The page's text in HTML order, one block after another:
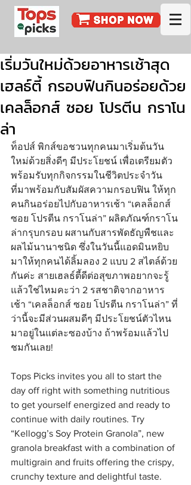
เริ่มวันใหม่ด้วยอาหารเช้าสุด
เฮลธ์ตี้ กรอบฟินกินอร่อยด้วย
เคลล็อกส์ ซอย โปรตีน กราโน
ล่า
ท็อปส์ พิกส์ขอชวนทุกคนมาเริ่มต้นวัน
ใหม่ด้วยสิ่งดีๆ มีประโยชน์ เพื่อเตรียมตัว
พร้อมรับทุกกิจกรรมในชีวิตประจำวัน
ที่มาพร้อมกับสัมผัสความกรอบฟิน ให้ทุก
คนกินอร่อยไปกับอาหารเช้า “เคลล็อกส์
ซอย โปรตีน กราโนล่า” ผลิตภัณฑ์กราโน
ล่ากรุบกรอบ ผสานกับสารพัดธัญพืชและ
ผลไม้นานาชนิด ซึ่งในวันนี้แอดมินหยิบ
มาให้ทุกคนได้ลิ้มลอง 2 แบบ 2 สไตล์ด้วย
กันค่ะ สายเฮลธ์ตี้ดีต่อสุขภาพอยากจะรู้
แล้วใช่ไหมคะว่า 2 รสชาติจากอาหาร
เช้า “เคลล็อกส์ ซอย โปรตีน กราโนล่า” ที่
ว่านี้จะมีส่วนผสมดีๆ มีประโยชน์ตัวไหน
มาอยู่ในแต่ละซองบ้าง ถ้าพร้อมแล้วไป
ชมกันเลย!
Tops Picks invites you all to start the
day off right with something nutritious
to get yourself energized and ready to
continue with daily routines. Try
“Kellogg’s Soy Protein Granola”, new
granola breakfast with a combination of
multigrain and fruits offering the crispy,
crunchy texture and delightful taste.